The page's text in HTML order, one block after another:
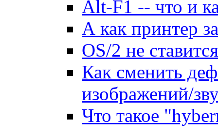
Alt-F1 -- что и
А как пpинтеp
OS/2 не
Как сменить
изображений/
Что такое